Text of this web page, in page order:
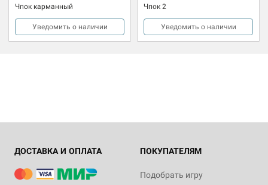
Чпок карманный
Уведомить о наличии
Чпок 2
Уведомить о наличии
ДОСТАВКА И ОПЛАТА ПОКУПАТЕЛЯМ
Подобрать игру